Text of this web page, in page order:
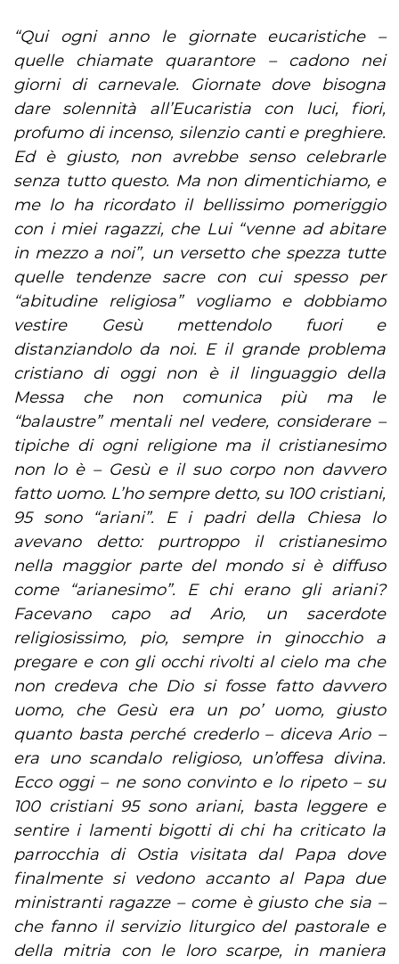
“Qui ogni anno le giornate eucaristiche –
quelle chiamate quarantore – cadono nei
giorni di carnevale. Giornate dove bisogna
dare solennità all’Eucaristia con luci, fiori,
profumo di incenso, silenzio canti e preghiere.
Ed è giusto, non avrebbe senso celebrarle
senza tutto questo. Ma non dimentichiamo, e
me lo ha ricordato il bellissimo pomeriggio
con i miei ragazzi, che Lui “venne ad abitare
in mezzo a noi”, un versetto che spezza tutte
quelle tendenze sacre con cui spesso per
“abitudine religiosa” vogliamo e dobbiamo
vestire Gesù mettendolo fuori e
distanziandolo da noi. E il grande problema
cristiano di oggi non è il linguaggio della
Messa che non comunica più ma le
“balaustre” mentali nel vedere, considerare –
tipiche di ogni religione ma il cristianesimo
non lo è – Gesù e il suo corpo non davvero
fatto uomo. L’ho sempre detto, su 100 cristiani,
95 sono “ariani”. E i padri della Chiesa lo
avevano detto: purtroppo il cristianesimo
nella maggior parte del mondo si è diffuso
come “arianesimo”. E chi erano gli ariani?
Facevano capo ad Ario, un sacerdote
religiosissimo, pio, sempre in ginocchio a
pregare e con gli occhi rivolti al cielo ma che
non credeva che Dio si fosse fatto davvero
uomo, che Gesù era un po’ uomo, giusto
quanto basta perché crederlo – diceva Ario –
era uno scandalo religioso, un’offesa divina.
Ecco oggi – ne sono convinto e lo ripeto – su
100 cristiani 95 sono ariani, basta leggere e
sentire i lamenti bigotti di chi ha criticato la
parrocchia di Ostia visitata dal Papa dove
finalmente si vedono accanto al Papa due
ministranti ragazze – come è giusto che sia –
che fanno il servizio liturgico del pastorale e
della mitria con le loro scarpe, in maniera